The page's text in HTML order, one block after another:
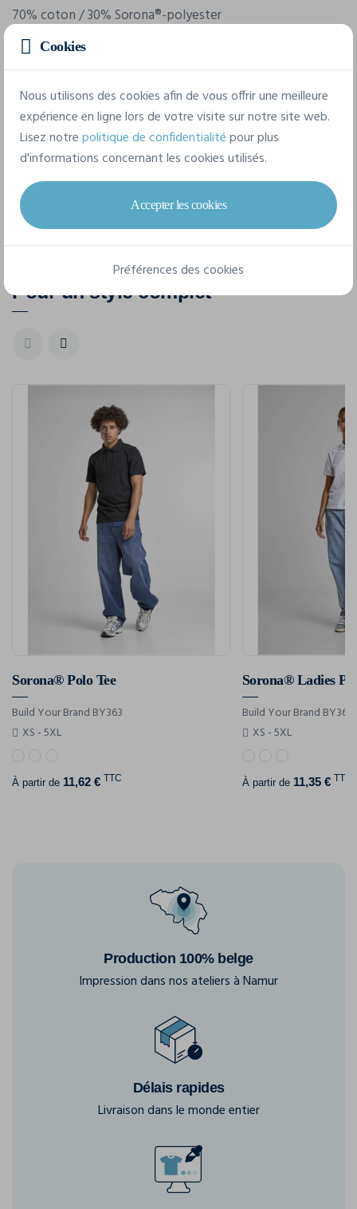
70% coton / 30% Sorona®-polyester
9 tailles disponibles
Pour un style complet
Sorona® Polo Tee
Build Your Brand BY363
XS - 5XL
À partir de 11,62 € TTC
Sorona® Ladies
Build Your Brand BY368
XS - 5XL
À partir de 11,35 € TTC
Production 100% belge
Impression dans nos ateliers à Namur
Délais rapides
Livraison dans le monde entier
Cookies
Nous utilisons des cookies afin de vous offrir une meilleure
expérience en ligne lors de votre visite sur notre site web.
Lisez notrepolitique de confidentialitépour plus
d'informations concernant les cookies utilisés.
Accepter les cookies
Préférences des cookies